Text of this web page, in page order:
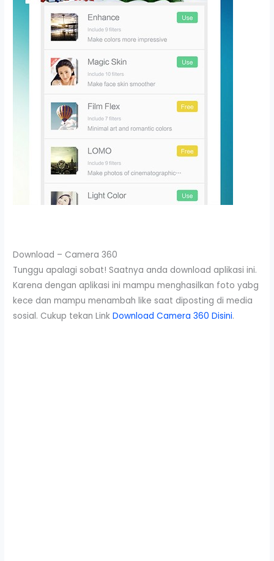
Download – Camera 360
Tunggu apalagi sobat! Saatnya anda download aplikasi ini.
Karena dengan aplikasi ini mampu menghasilkan foto yabg
kece dan mampu menambah like saat diposting di media
sosial. Cukup tekan LinkDownload Camera 360 Disini.